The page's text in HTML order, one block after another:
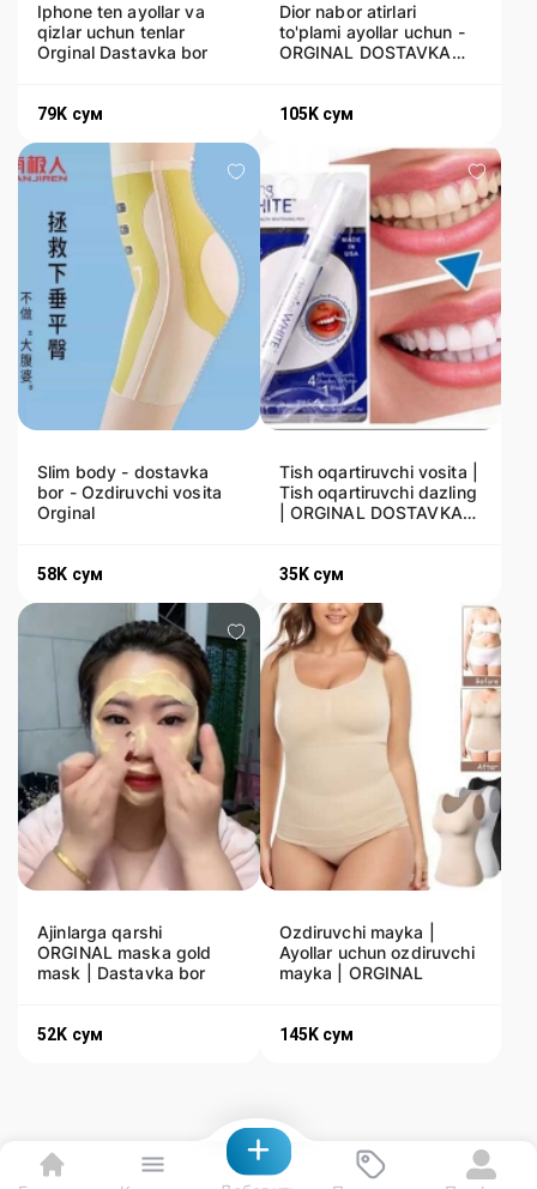
Iphone ten ayollar va
qizlar uchun tenlar
Orginal Dastavka bor
79K сум
Dior nabor atirlari
to'plami ayollar uchun -
ORGINAL DOSTAVKA
105K сум
Slim body - dostavka
bor - Ozdiruvchi vosita
Orginal
58K сум
Tish oqartiruvchi vosita |
Tish oqartiruvchi dazling
| ORGINAL DOSTAVKA
35K сум
Ajinlarga qarshi
ORGINAL maska gold
mask | Dastavka bor
52K сум
Ozdiruvchi mayka |
Ayollar uchun ozdiruvchi
mayka | ORGINAL
145K сум